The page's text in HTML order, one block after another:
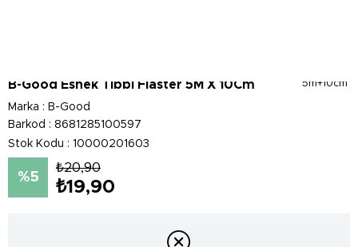
5m+10cm
B-Good Esnek Tıbbi Flaster 5M X 10Cm
Marka : B-Good
Barkod : 8681285100597
Stok Kodu
10000201603
5
₺20,90
₺19,90